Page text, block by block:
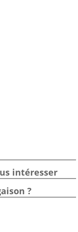
intéresser
?